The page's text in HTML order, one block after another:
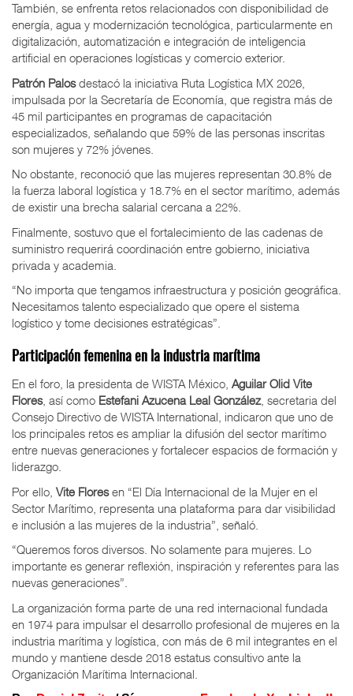
También, se enfrenta retos relacionados con disponibilidad de
energía, agua y modernización tecnológica, particularmente en
digitalización, automatización e integración de inteligencia
artificial en operaciones logísticas y comercio exterior.
Patrón Palosdestacó la iniciativa Ruta Logística MX 2026,
impulsada por la Secretaría de Economía, que registra más de
45 mil participantes en programas de capacitación
especializados, señalando que 59% de las personas inscritas
son mujeres y 72% jóvenes.
No obstante, reconoció que las mujeres representan 30.8% de
la fuerza laboral logística y 18.7% en el sector marítimo, además
de existir una brecha salarial cercana a 22%.
Finalmente, sostuvo que el fortalecimiento de las cadenas de
suministro requerirá coordinación entre gobierno, iniciativa
privada y academia.
“No importa que tengamos infraestructura y posición geográfica.
Necesitamos talento especializado que opere el sistema
logístico y tome decisiones estratégicas”.
Participación femenina en la industria marítima
En el foro, la presidenta de WISTA México, Aguilar Olid Vite
Flores, así como Estefani Azucena Leal González, secretaria del
Consejo Directivo de WISTA International, indicaron que uno de
los principales retos es ampliar la difusión del sector marítimo
entre nuevas generaciones y fortalecer espacios de formación y
liderazgo.
Por ello, Vite Floresen “El Día Internacional de la Mujer en el
Sector Marítimo, representa una plataforma para dar visibilidad
e inclusión a las mujeres de la industria”, señaló.
“Queremos foros diversos. No solamente para mujeres. Lo
importante es generar reflexión, inspiración y referentes para las
nuevas generaciones”.
La organización forma parte de una red internacional fundada
en 1974 para impulsar el desarrollo profesional de mujeres en la
industria marítima y logística, con más de 6 mil integrantes en el
mundo y mantiene desde 2018 estatus consultivo ante la
Organización Marítima Internacional.